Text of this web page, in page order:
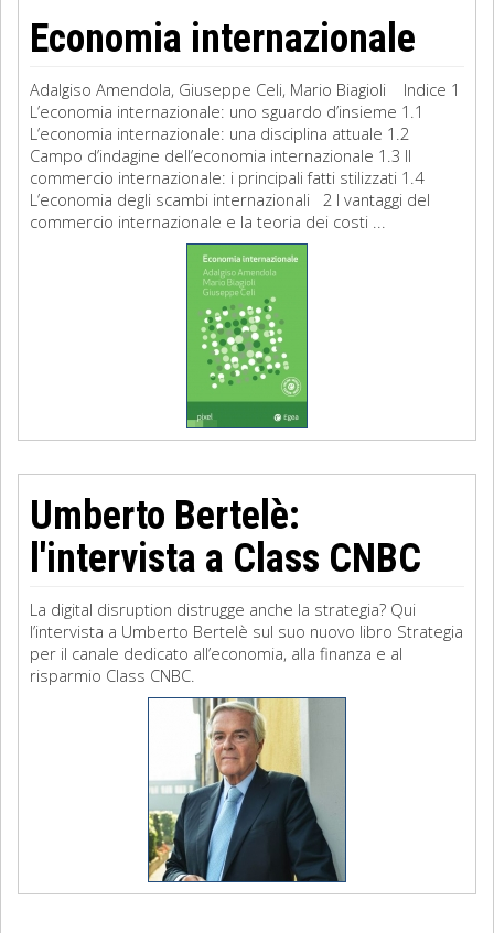
Economia internazionale
Adalgiso Amendola, Giuseppe Celi, Mario Biagioli Indice 1
L’economia internazionale: uno sguardo d’insieme 1.1
L’economia internazionale: una disciplina attuale 1.2
Campo d’indagine dell’economia internazionale 1.3 Il
commercio internazionale: i principali fatti stilizzati 1.4
L’economia degli scambi internazionali 2 I vantaggi del
commercio internazionale e la teoria dei costi ...
Umberto Bertelè:
l'intervista a Class CNBC
La digital disruption distrugge anche la strategia? Qui
l’intervista a Umberto Bertelè sul suo nuovo libro Strategia
per il canale dedicato all’economia, alla finanza e al
risparmio Class CNBC.